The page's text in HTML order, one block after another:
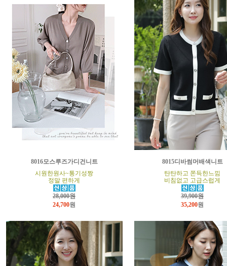
8016모스루즈가디건니트
시원한원사~통기성짱
정말 편하게
28,000원
24,700원
8015디바썸머배색니트
탄탄하고 쫀득한느낌
비침없고 고급스럽게
39,900원
35,200원